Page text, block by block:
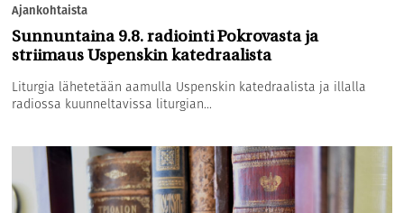
Ajankohtaista
Sunnuntaina 9.8. radiointi Pokrovasta ja
striimaus Uspenskin katedraalista
Liturgia lähetetään aamulla Uspenskin katedraalista ja illalla
radiossa kuunneltavissa liturgian...